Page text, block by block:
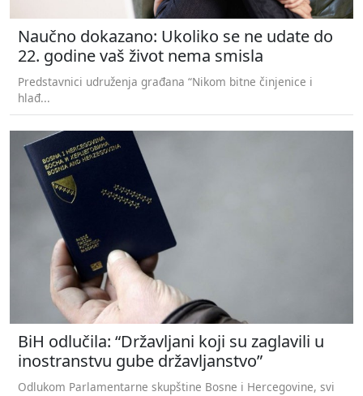
Naučno dokazano: Ukoliko se ne udate do
22. godine vaš život nema smisla
Predstavnici udruženja građana “Nikom bitne činjenice i
hlađ...
BiH odlučila: “Državljani koji su zaglavili u
inostranstvu gube državljanstvo”
Odlukom Parlamentarne skupštine Bosne i Hercegovine, svi